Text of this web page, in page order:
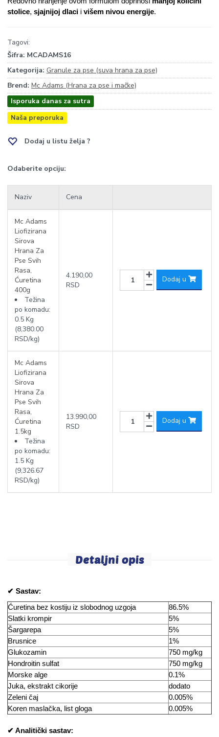
stolice, sjajnijoj dlaci i višem nivou energije.
Tagovi:
Šifra: MCADAMS16
Kategorija: Granule za pse (suva hrana za pse)
Brend: Mc Adams (Hrana za pse i mačke)
Isporuka danas za sutra
Naša preporuka
Dodaj u listu želja ?
Odaberite opciju:
Naziv Cena
Mc Adams
Liofizirana
Sirova
Hrana Za
Pse Svih
Rasa,
Ćuretina
400g
Težina
po komadu:
0.5 Kg
(8,380.00
RSD/kg)
4.190,00
RSD
Dodaj u
Mc Adams
Liofizirana
Sirova
Hrana Za
Pse Svih
Rasa,
Ćuretina
1.5kg
Težina
po komadu:
1.5 Kg
(9,326.67
RSD/kg)
13.990,00
RSD
Dodaj u
Detaljni opis
✔ Sastav:
Ćuretina bez kostiju iz slobodnog uzgoja
86.5%
Slatki krompir
5%
Šargarepa
5%
Brusnice
1%
Glukozamin
750 mg/kg
Hondroitin sulfat
750 mg/kg
Morske alge
0.1%
Juka, ekstrakt cikorije
dodato
Zeleni čaj
0.005%
Koren maslačka, list gloga
0.005%
✔ Analitički sastav: